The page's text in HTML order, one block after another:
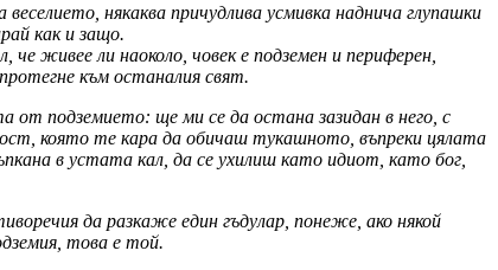
някаква причудлива усмивка наднича глупашки
как и защо.
живее ли наоколо, човек е подземен и периферен,
към останалия свят.
подземието: ще ми се да остана зазидан в него, с
която те кара да обичаш тукашното, въпреки цялата
в устата кал, да се ухилиш като идиот, като бог,
да разкаже един гъдулар, понеже, ако някой
това е той.